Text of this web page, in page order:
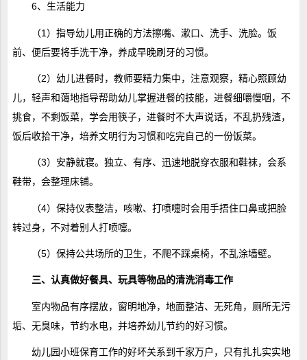
6、生活能力
（1）指导幼儿用正确的方法擦嘴、漱口、洗手、洗脸。饭
前、便后要将手洗干净，养成早晚刷牙的习惯。
（2）幼儿进餐时，教师要精力集中，注意观察，精心照顾幼
儿，轻声和蔼地指导帮助幼儿掌握进餐的技能，进餐细嚼慢咽，不
挑食，不剩饭菜，学会用筷子，进餐时不大声说话，不乱扔残渣，
饭后收拾干净，培养文明行为习惯和吃完自己的一份饭菜。
（3）安静就寝。独立、有序、迅速地脱穿衣服和鞋袜，会系
鞋带，会整理床铺。
（4）保持仪表整洁，咳嗽、打喷嚏时会用手捂住口鼻或把脸
转过身，不对着别人打喷嚏。
（5）保持公共场所的卫生，不爬不踩桌椅，不乱涂墙壁。
三、认真做好餐具、玩具等物品的清洗消毒工作
室内物品有序摆放，窗明地净，地面整洁、无死角，厕所无污
垢、无臭味，节约水电，并培养幼儿节约的好习惯。
幼儿园小班保育工作的好坏关系到千家万户，只有扎扎实实地